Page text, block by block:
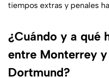
tiempos extras y penales
¿Cuándo y a qué
entre Monterrey
Dortmund?